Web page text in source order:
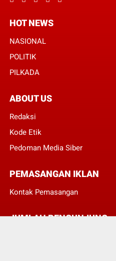
HOT NEWS
NASIONAL
POLITIK
PILKADA
ABOUT US
Redaksi
Kode Etik
Pedoman Media Siber
PEMASANGAN IKLAN
Kontak Pemasangan
JUMLAH PENGUNJUNG